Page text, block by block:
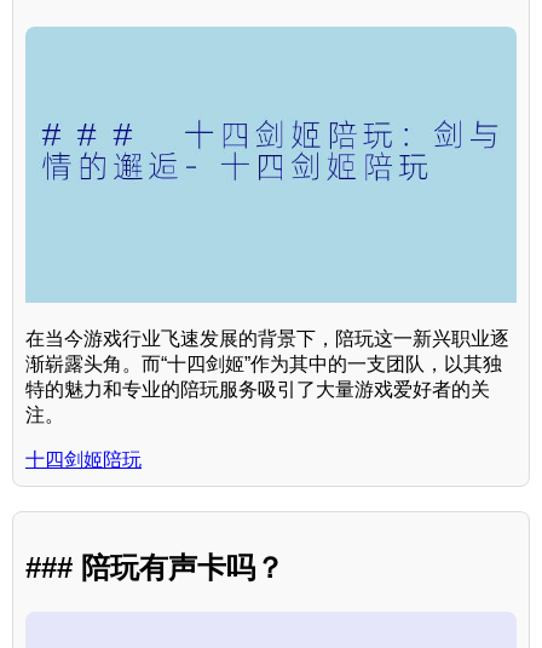
在当今游戏行业飞速发展的背景下，陪玩这一新兴职业逐
渐崭露头角。而“十四剑姬”作为其中的一支团队，以其独
特的魅力和专业的陪玩服务吸引了大量游戏爱好者的关
注。
十四剑姬陪玩
### 陪玩有声卡吗？